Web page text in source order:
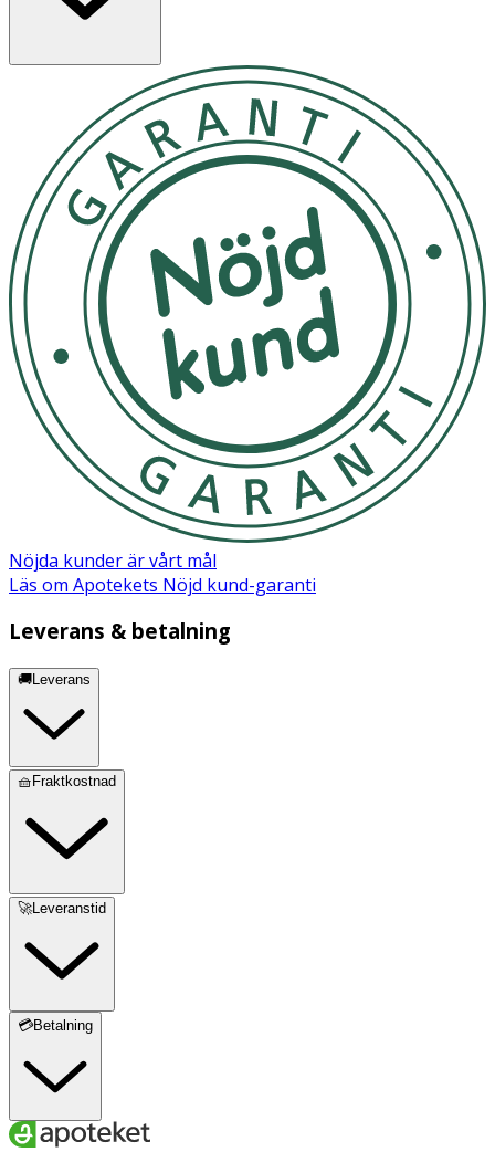
förhindra spridning av bakterier. Låt produkten torka
produkten inte bör användas på skadad hud. Undvik att
skaka flaskan. Om oavsiktligt skakad, placera helt enkelt
flaskan på en jämn, platt yta och låt den vara ostörd i
några timmar. På så sätt kommer din Drying Lotion att
återgå till sitt normala tillstånd. Du kan också använda
Drying Lotion på rygg, bröst och nacke.
Förvaras i normal rumstemperatur.
OK för gravida och ammande:
Ja
Ingredienser:
Isopropyl Alcohol, Water (Aqua/Eau), Calamine, Camphor,
Sulfur, Talc, Titanium Dioxide (CI 77891), Zinc Oxide,
Glycerin, Salicylic Acid.
Nöjda kunder är vårt mål
Läs om Apotekets Nöjd kund-garanti
Leverans & betalning
🚚Leverans
🧺Fraktkostnad
🚀Leveranstid
💳Betalning